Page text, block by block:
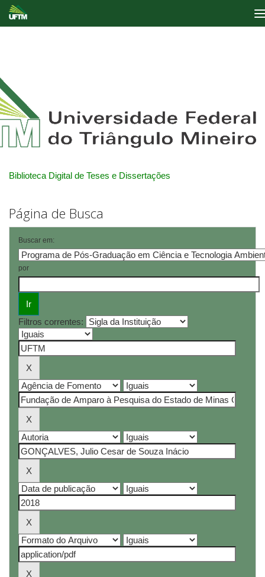
Biblioteca Digital de Teses e Dissertações
Página de Busca
Buscar em:
por
Filtros correntes: